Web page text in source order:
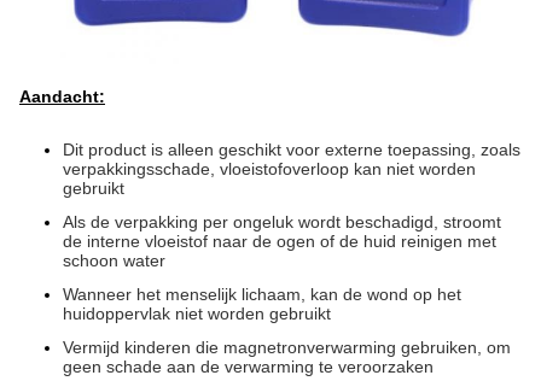
Aandacht:
Dit product is alleen geschikt voor externe toepassing, zoals
verpakkingsschade, vloeistofoverloop kan niet worden
gebruikt
Als de verpakking per ongeluk wordt beschadigd, stroomt
de interne vloeistof naar de ogen of de huid reinigen met
schoon water
Wanneer het menselijk lichaam, kan de wond op het
huidoppervlak niet worden gebruikt
Vermijd kinderen die magnetronverwarming gebruiken, om
geen schade aan de verwarming te veroorzaken